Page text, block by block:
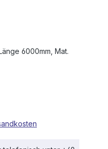
6000mm, Mat.